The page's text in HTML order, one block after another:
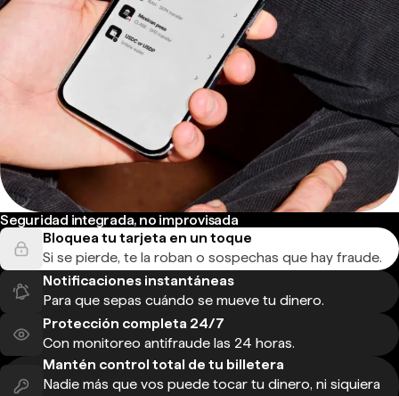
Seguridad integrada, no improvisada
Bloquea tu tarjeta en un toque
Si se pierde, te la roban o sospechas que hay fraude.
Notificaciones instantáneas
Para que sepas cuándo se mueve tu dinero.
Protección completa 24/7
Con monitoreo antifraude las 24 horas.
Mantén control total de tu billetera
Nadie más que vos puede tocar tu dinero, ni siquiera